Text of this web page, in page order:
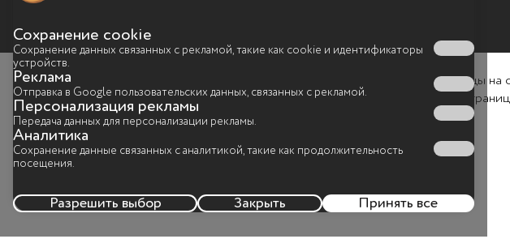
Что-то
Такой страницы
адрес
Сохранение cookie
Сохранение данных связанных с рекламой, такие как cookie и идентификаторы
устройств.
Реклама
Отправка в Google пользовательских данных, связанных с рекламой.
Персонализация рекламы
Передача данных для персонализации рекламы.
Аналитика
Сохранение данные связанных с аналитикой, такие как продолжительность
посещения.
Разрешить выбор Закрыть Принять все